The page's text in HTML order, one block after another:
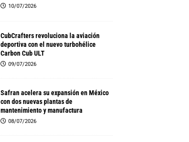
10/07/2026
CubCrafters revoluciona la aviación
deportiva con el nuevo turbohélice
Carbon Cub ULT
09/07/2026
Safran acelera su expansión en México
con dos nuevas plantas de
mantenimiento y manufactura
08/07/2026